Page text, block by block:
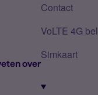
over
Contact
VoLTE 4G
Simkaart